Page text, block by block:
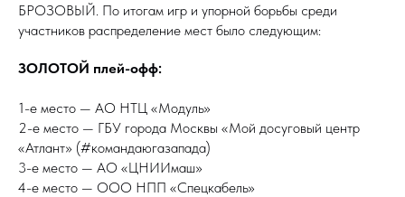
БРОЗОВЫЙ. По итогам игр и упорной борьбы среди
участников распределение мест было следующим:
ЗОЛОТОЙ плей-офф:
1-е место — АО НТЦ «Модуль»
2-е место — ГБУ города Москвы «Мой досуговый центр
«Атлант» (#командаюгазапада)
3-е место — АО «ЦНИИмаш»
4-е место — ООО НПП «Спецкабель»